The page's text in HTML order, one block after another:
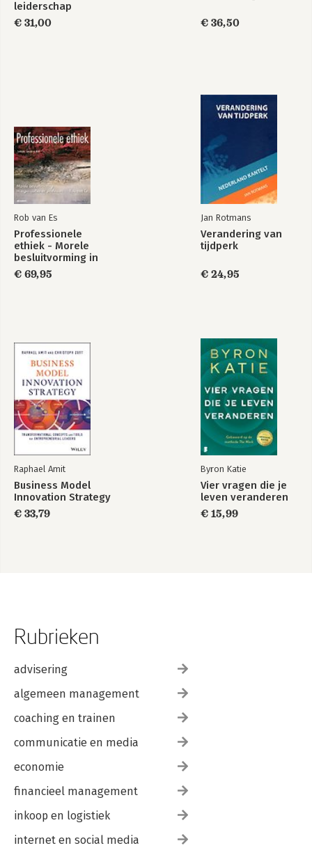
leiderschap
€ 31,00
€ 36,50
Rob van Es
Professionele
ethiek - Morele
besluitvorming in
organisaties en
professies
€ 69,95
Jan Rotmans
Verandering van
tijdperk
€ 24,95
Raphael Amit
Business Model
Innovation Strategy
€ 33,79
Byron Katie
Vier vragen die je
leven veranderen
€ 15,99
Rubrieken
advisering
algemeen management
coaching en trainen
communicatie en media
economie
financieel management
inkoop en logistiek
internet en social media